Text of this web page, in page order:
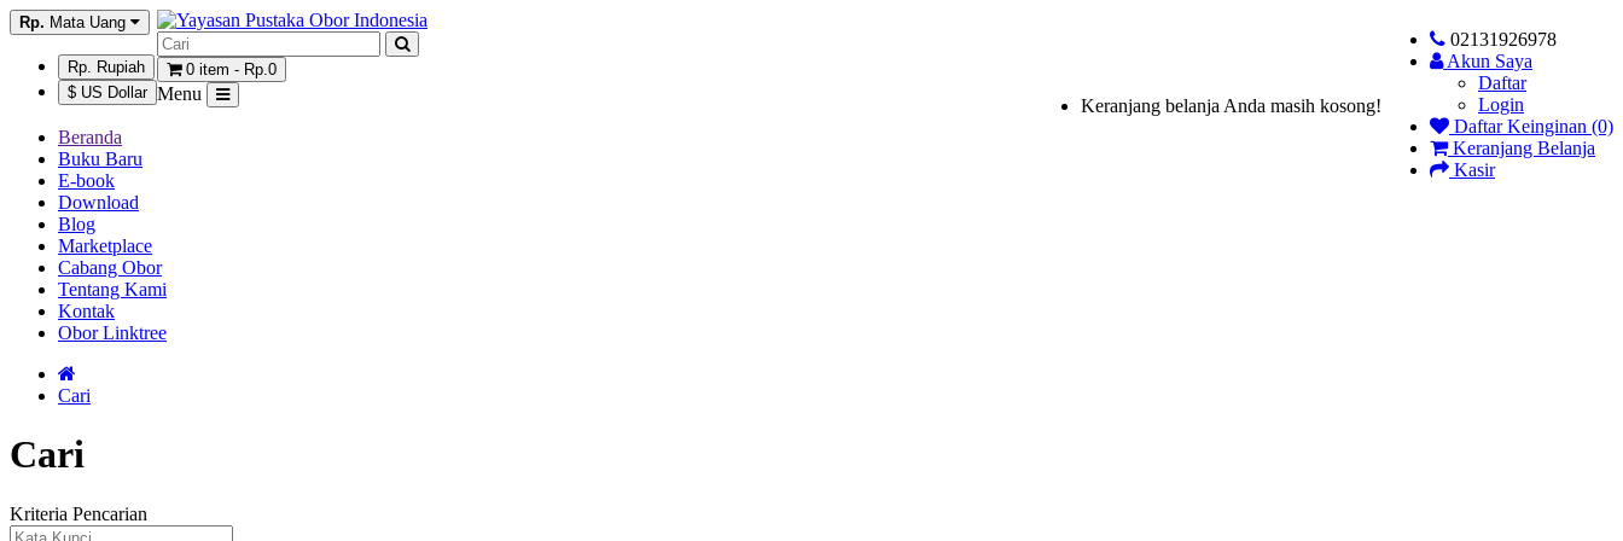
Rp. Mata Uang
Rp. Rupiah
$ US Dollar
02131926978
Akun Saya
Daftar
Login
Daftar Keinginan (0)
Keranjang Belanja
Kasir
0 item - Rp.0
Keranjang belanja Anda masih kosong!
Menu
Beranda
Buku Baru
E-book
Download
Blog
Marketplace
Cabang Obor
Tentang Kami
Kontak
Obor Linktree
Cari
Cari
Kriteria Pencarian